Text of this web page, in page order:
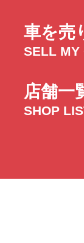
車を売
SELL MY
店舗一
SHOP